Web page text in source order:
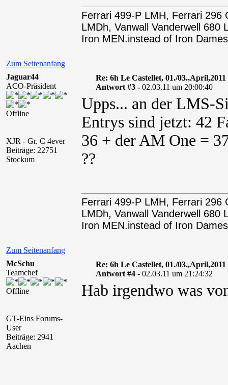
Zum Seitenanfang
Ferrari 499-P LMH, Ferrari 296
LMDh, Vanwall Vanderwell
Iron MEN.instead of Iron
Jaguar44
ACO-Präsident
Offline
XJR - Gr. C 4ever
Beiträge: 22751
Stockum
Re: 6h Le Castellet, 01./03.,April,2011
Antwort #3 - 02.03.11 um 20:00:40
Upps... an der LMS-
Entrys sind jetzt: 42
36 + der AM One =
??
Zum Seitenanfang
Ferrari 499-P LMH, Ferrari 296
LMDh, Vanwall Vanderwell
Iron MEN.instead of Iron
McSchu
Teamchef
Offline
GT-Eins Forums-
User
Beiträge: 2941
Aachen
Re: 6h Le Castellet, 01./03.,April,2011
Antwort #4 - 02.03.11 um 21:24:32
Hab irgendwo was